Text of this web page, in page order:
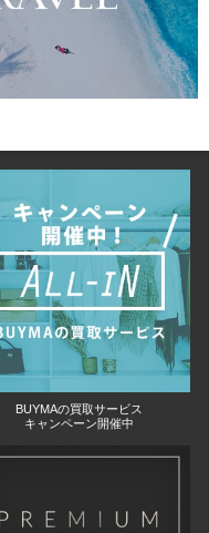
BUYMAの買取サービス
キャンペーン開催中